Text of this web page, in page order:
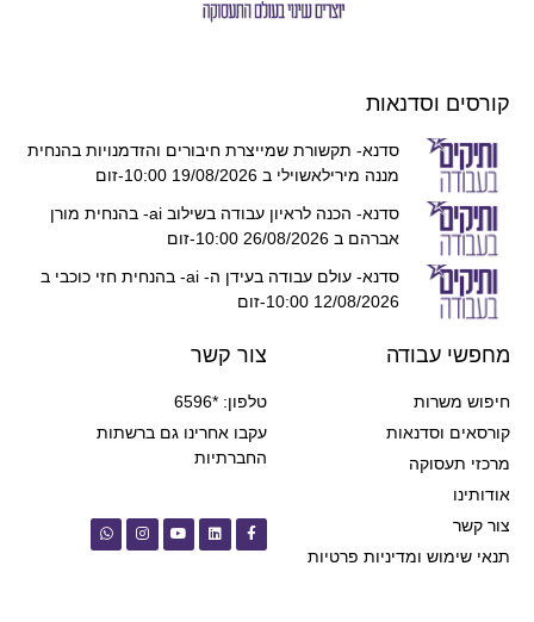
קורסים וסדנאות
סדנא- תקשורת שמייצרת חיבורים והזדמנויות בהנחית
מננה מירילאשוילי ב 19/08/2026 10:00-זום
סדנא- הכנה לראיון עבודה בשילוב ai- בהנחית מורן
אברהם ב 26/08/2026 10:00-זום
סדנא- עולם עבודה בעידן ה- ai- בהנחית חזי כוכבי ב
12/08/2026 10:00-זום
מחפשי עבודה
חיפוש משרות
קורסאים וסדנאות
מרכזי תעסוקה
אודותינו
צור קשר
תנאי שימוש ומדיניות פרטיות
צור קשר
טלפון: *6596
עקבו אחרינו גם ברשתות
החברתיות